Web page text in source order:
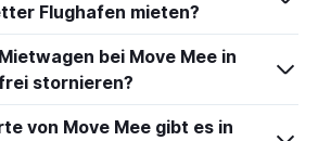
Flughafen mieten?
bei Move Mee in
stornieren?
von Move Mee gibt es in